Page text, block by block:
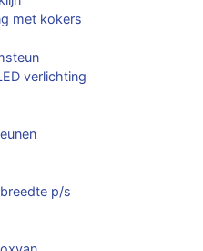
met kokers
verlichting
p/s